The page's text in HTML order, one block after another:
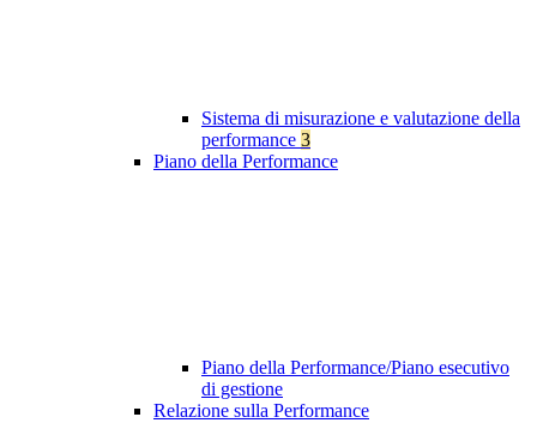
Sistema di misurazione e valutazione della
performance 3
Piano della Performance
Piano della Performance/Piano esecutivo
di gestione
Relazione sulla Performance